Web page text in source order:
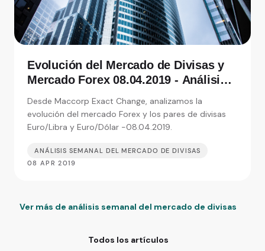
Evolución del Mercado de Divisas y
Mercado Forex 08.04.2019 - Análisis
de moneda
Desde Maccorp Exact Change, analizamos la
evolución del mercado Forex y los pares de divisas
Euro/Libra y Euro/Dólar -08.04.2019.
ANÁLISIS SEMANAL DEL MERCADO DE DIVISAS
08 APR 2019
Ver más de análisis semanal del mercado de divisas
Todos los artículos